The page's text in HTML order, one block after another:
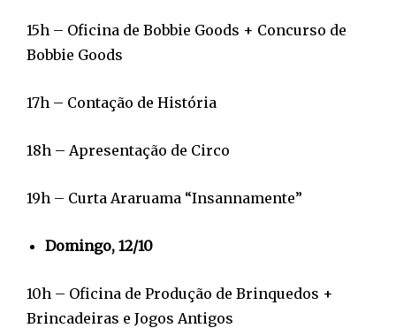
15h – Oficina de Bobbie Goods + Concurso de
Bobbie Goods
17h – Contação de História
18h – Apresentação de Circo
19h – Curta Araruama “Insannamente”
Domingo, 12/10
10h – Oficina de Produção de Brinquedos +
Brincadeiras e Jogos Antigos